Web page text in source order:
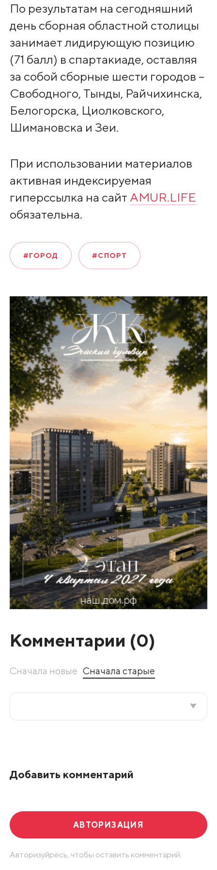
По результатам на сегодняшний
день сборная областной столицы
занимает лидирующую позицию
(71 балл) в спартакиаде, оставляя
за собой сборные шести городов –
Свободного, Тынды, Райчихинска,
Белогорска, Циолковского,
Шимановска и Зеи.
При использовании материалов
активная индексируемая
гиперссылка на сайт AMUR.LIFE
обязательна.
#ГОРОД #СПОРТ
Комментарии (0)
Сначала новые Сначала старые
Добавить комментарий
АВТОРИЗАЦИЯ
Авторизуйресь, чтобы оставить комментарий.